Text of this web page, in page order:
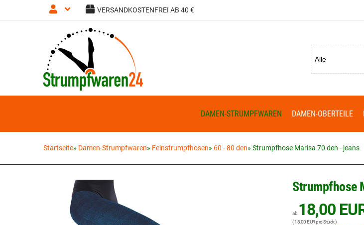
VERSANDKOSTENFREI AB 40 €
Anmelden Registrieren
DAMEN-STRUMPFWAREN DAMEN-OBERTEILE
Startseite» Damen-Strumpfwaren» Feinstrumpfhosen» 60 - 80 den» Strumpfhose Marisa 70 den - jeans
Strumpfhose
ab 18,00
( 18,00 EUR pro Stück )